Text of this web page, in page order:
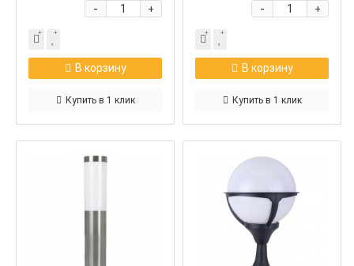
+
-
В корзину
Купить в 1 клик
+
-
В корзину
Купить в 1 клик